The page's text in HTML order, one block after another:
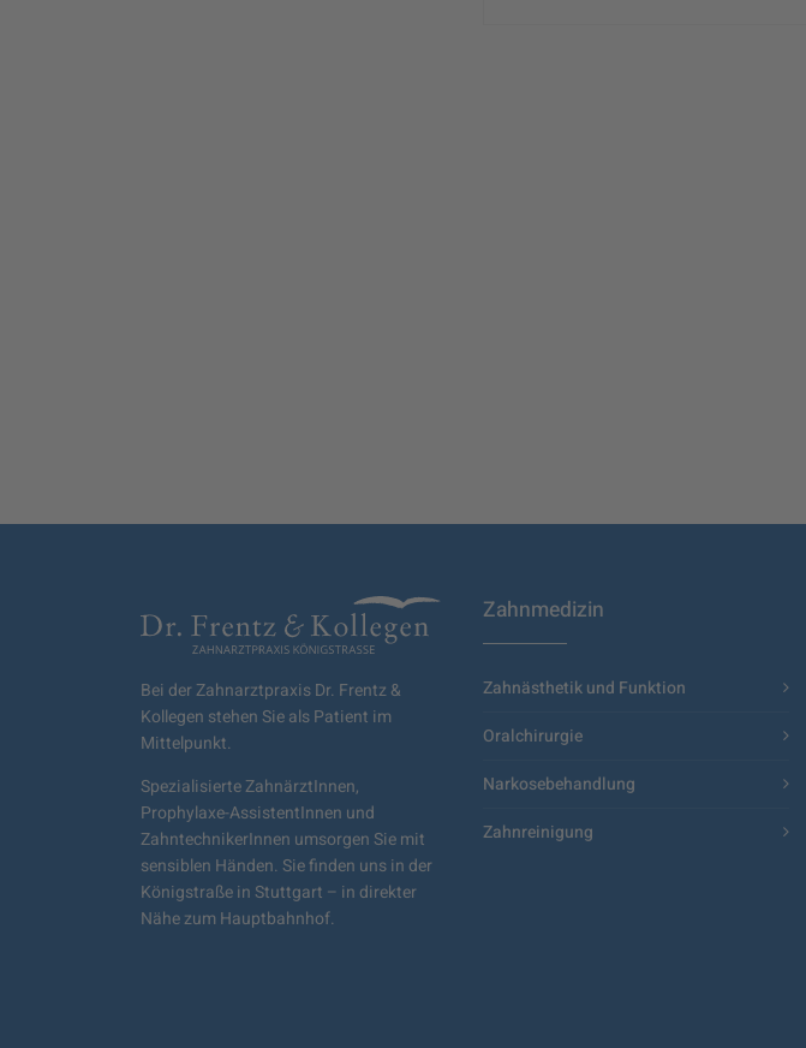
Bei der Zahnarztpraxis Dr. Frentz &
Kollegen stehen Sie als Patient im
Mittelpunkt.
Spezialisierte ZahnärztInnen,
Prophylaxe-AssistentInnen und
ZahntechnikerInnen umsorgen Sie mit
sensiblen Händen. Sie finden uns in der
Königstraße in Stuttgart – in direkter
Nähe zum Hauptbahnhof.
Zahnmedizin
Zahnästhetik und Funktion
Oralchirurgie
Narkosebehandlung
Zahnreinigung